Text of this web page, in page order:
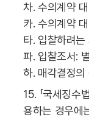
차. 수의계약
카. 수의계약
타. 입찰하려
파. 입찰조서:
하. 매각결정
15. 「국세징수
용하는 경우에